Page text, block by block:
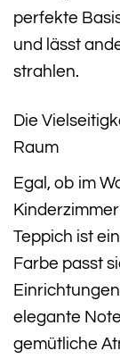
perfekte
und lässt
strahlen.
Die
Raum
Egal, ob im
Teppich ist
Farbe passt
elegante
gemütliche